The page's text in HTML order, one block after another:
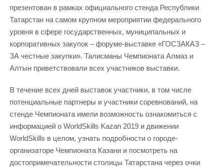
презентован в рамках официального стенда Республики
Татарстан на самом крупном мероприятии федерального
уровня в сфере государственных, муниципальных и
корпоративных закупок – форуме-выставке «ГОСЗАКАЗ –
ЗА честные закупки». Талисманы Чемпионата Алмаз и
Алтын приветствовали всех участников выставки.
В течение всех дней выставок участники, в том числе
потенциальные партнеры и участники соревнований, на
стенде Чемпионата имели возможность ознакомиться с
информацией о WorldSkills Kazan 2019 и движении
WorldSkills в целом, узнать подробности о городе-
организаторе Чемпионата Казани и посмотреть на
достопримечательности столицы Татарстана через очки